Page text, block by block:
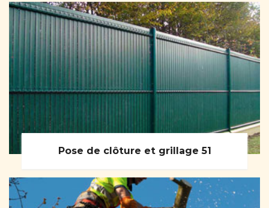
Pose de clôture et grillage 51